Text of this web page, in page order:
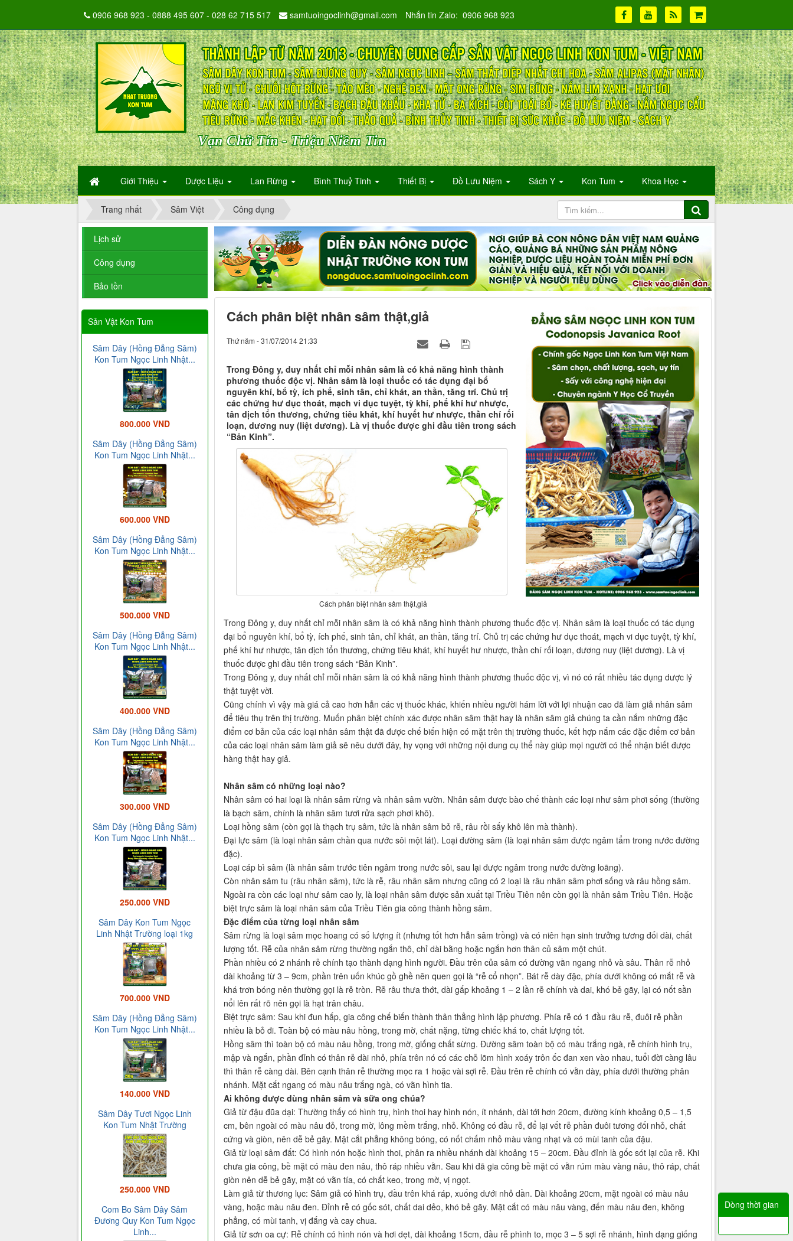
Vạn Chữ Tín - Triệu Niềm Tin
Giới Thiệu Dược Liệu Lan Rừng Bình Thuỷ Tinh Thiết Bị Đồ Lưu Niệm Sách Y Kon Tum Khoa Học
0906 968 923 - 0888 495 607 - 028 62 715 517 samtuoingoclinh@gmail.com Nhắn tin Zalo: 0906 968 923
Trang nhất Sâm Việt Công dụng
Cách phân biệt nhân sâm thật,giả
Thứ năm - 31/07/2014 21:33
Trong Đông y, duy nhất chỉ mỗi nhân sâm là có khả năng hình thành
phương thuốc độc vị. Nhân sâm là loại thuốc có tác dụng đại bổ
nguyên khí, bổ tỳ, ích phế, sinh tân, chỉ khát, an thần, tăng trí. Chủ trị
các chứng hư dục thoát, mạch vi dục tuyệt, tỳ khí, phế khí hư nhược,
tân dịch tổn thương, chứng tiêu khát, khí huyết hư nhược, thần chí rối
loạn, dương nuy (liệt dương). Là vị thuốc được ghi đầu tiên trong sách
“Bản Kinh”.
Cách phân biệt nhân sâm thật,giả
Trong Đông y, duy nhất chỉ mỗi nhân sâm là có khả năng hình thành phương thuốc độc vị. Nhân sâm là loại thuốc có tác dụng
đại bổ nguyên khí, bổ tỳ, ích phế, sinh tân, chỉ khát, an thần, tăng trí. Chủ trị các chứng hư dục thoát, mạch vi dục tuyệt, tỳ khí,
phế khí hư nhược, tân dịch tổn thương, chứng tiêu khát, khí huyết hư nhược, thần chí rối loạn, dương nuy (liệt dương). Là vị
thuốc được ghi đầu tiên trong sách “Bản Kinh”.
Trong Đông y, duy nhất chỉ mỗi nhân sâm là có khả năng hình thành phương thuốc độc vị, vì nó có rất nhiều tác dụng dược lý
thật tuyệt vời.
Cũng chính vì vậy mà giá cả cao hơn hẳn các vị thuốc khác, khiến nhiều người hám lời với lợi nhuận cao đã làm giả nhân sâm
để tiêu thụ trên thị trường. Muốn phân biệt chính xác được nhân sâm thật hay là nhân sâm giả chúng ta cần nắm những đặc
điểm cơ bản của các loại nhân sâm thật đã được chế biến hiện có mặt trên thị trường thuốc, kết hợp nắm các đặc điểm cơ bản
của các loại nhân sâm làm giả sẽ nêu dưới đây, hy vọng với những nội dung cụ thể này giúp mọi người có thể nhận biết được
hàng thật hay giả.
Nhân sâm có những loại nào?
Nhân sâm có hai loại là nhân sâm rừng và nhân sâm vườn. Nhân sâm được bào chế thành các loại như sâm phơi sống (thường
là bạch sâm, chính là nhân sâm tươi rửa sạch phơi khô).
Loại hồng sâm (còn gọi là thạch trụ sâm, tức là nhân sâm bỏ rễ, râu rồi sấy khô lên mà thành).
Đại lực sâm (là loại nhân sâm chần qua nước sôi một lát). Loại đường sâm (là loại nhân sâm được ngâm tẩm trong nước đường
đặc).
Loại cáp bì sâm (là nhân sâm trước tiên ngâm trong nước sôi, sau lại được ngâm trong nước đường loãng).
Còn nhân sâm tu (râu nhân sâm), tức là rễ, râu nhân sâm nhưng cũng có 2 loại là râu nhân sâm phơi sống và râu hồng sâm.
Ngoài ra còn các loại như sâm cao ly, là loại nhân sâm được sản xuất tại Triều Tiên nên còn gọi là nhân sâm Triều Tiên. Hoặc
biệt trực sâm là loại nhân sâm của Triều Tiên gia công thành hồng sâm.
Đặc điểm của từng loại nhân sâm
Sâm rừng là loại sâm mọc hoang có số lượng ít (nhưng tốt hơn hẳn sâm trồng) và có niên hạn sinh trưởng tương đối dài, chất
lượng tốt. Rễ của nhân sâm rừng thường ngắn thô, chỉ dài bằng hoặc ngắn hơn thân củ sâm một chút.
Phần nhiều có 2 nhánh rễ chính tạo thành dạng hình người. Đầu trên của sâm có đường vằn ngang nhỏ và sâu. Thân rễ nhỏ
dài khoảng từ 3 – 9cm, phần trên uốn khúc gồ ghề nên quen gọi là “rễ cổ nhọn”. Bát rễ dày đặc, phía dưới không có mắt rễ và
khá trơn bóng nên thường gọi là rễ tròn. Rễ râu thưa thớt, dài gấp khoảng 1 – 2 lần rễ chính và dai, khó bẻ gãy, lại có nốt sần
nổi lên rất rõ nên gọi là hạt trân châu.
Biệt trực sâm: Sau khi đun hấp, gia công chế biến thành thân thẳng hình lập phương. Phía rễ có 1 đầu râu rễ, đuôi rễ phần
nhiều là bỏ đi. Toàn bộ có màu nâu hồng, trong mờ, chất nặng, từng chiếc khá to, chất lượng tốt.
Hồng sâm thì toàn bộ có màu nâu hồng, trong mờ, giống chất sừng. Đường sâm toàn bộ có màu trắng ngà, rễ chính hình trụ,
mập và ngắn, phần đỉnh có thân rễ dài nhỏ, phía trên nó có các chỗ lõm hình xoáy trôn ốc đan xen vào nhau, tuổi đời càng lâu
thì thân rễ càng dài. Bên cạnh thân rễ thường mọc ra 1 hoặc vài sợi rễ. Đầu trên rễ chính có vằn dày, phía dưới thường phân
nhánh. Mặt cắt ngang có màu nâu trắng ngà, có vằn hình tia.
Ai không được dùng nhân sâm và sữa ong chúa?
Giả từ đậu đũa dại: Thường thấy có hình trụ, hình thoi hay hình nón, ít nhánh, dài tới hơn 20cm, đường kính khoảng 0,5 – 1,5
cm, bên ngoài có màu nâu đỏ, trong mờ, lông mềm trắng, nhỏ. Không có đầu rễ, để lại vết rễ phần đuôi tương đối nhỏ, chất
cứng và giòn, nên dễ bẻ gãy. Mặt cắt phẳng không bóng, có nốt chấm nhỏ màu vàng nhạt và có mùi tanh của đậu.
Giả từ loại sâm đất: Có hình nón hoặc hình thoi, phân ra nhiều nhánh dài khoảng 15 – 20cm. Đầu đỉnh là gốc sót lại của rễ. Khi
chưa gia công, bề mặt có màu đen nâu, thô ráp nhiều vằn. Sau khi đã gia công bề mặt có vằn rúm màu vàng nâu, thô ráp, chất
giòn nên dễ bẻ gãy, mặt có vằn tía, có chất keo, trong mờ, vị ngọt.
Làm giả từ thương lục: Sâm giả có hình trụ, đầu trên khá ráp, xuống dưới nhỏ dần. Dài khoảng 20cm, mặt ngoài có màu nâu
vàng, hoặc màu nâu đen. Đỉnh rễ có gốc sót, chất dai dẻo, khó bẻ gãy. Mặt cắt có màu nâu vàng, đến màu nâu đen, không
phẳng, có mùi tanh, vị đắng và cay chua.
Giả từ sơn oa cự: Rễ chính có hình nón và hơi dẹt, dài khoảng 15cm, đầu rễ phình to, mọc 3 – 5 sợi rễ nhánh, hình dạng giống
Lịch sử
Công dụng
Bảo tồn
Sản Vật Kon Tum
Sâm Dây (Hồng Đẳng Sâm)
Kon Tum Ngọc Linh Nhật...
800.000 VND
Sâm Dây (Hồng Đẳng Sâm)
Kon Tum Ngọc Linh Nhật...
600.000 VND
Sâm Dây (Hồng Đẳng Sâm)
Kon Tum Ngọc Linh Nhật...
500.000 VND
Sâm Dây (Hồng Đẳng Sâm)
Kon Tum Ngọc Linh Nhật...
400.000 VND
Sâm Dây (Hồng Đẳng Sâm)
Kon Tum Ngọc Linh Nhật...
300.000 VND
Sâm Dây (Hồng Đẳng Sâm)
Kon Tum Ngọc Linh Nhật...
250.000 VND
Sâm Dây Kon Tum Ngọc
Linh Nhật Trường loại 1kg
700.000 VND
Sâm Dây (Hồng Đẳng Sâm)
Kon Tum Ngọc Linh Nhật...
140.000 VND
Sâm Dây Tươi Ngọc Linh
Kon Tum Nhật Trường
250.000 VND
Com Bo Sâm Dây Sâm
Đương Quy Kon Tum Ngọc
Linh...
Dòng thời gian